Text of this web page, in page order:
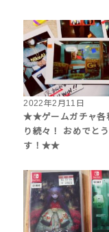
2022年2月11日
★★ゲームガチャ各
り続々！ おめでと
す！★★